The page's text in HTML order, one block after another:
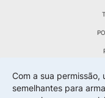
Com a sua permissão,
semelhantes para